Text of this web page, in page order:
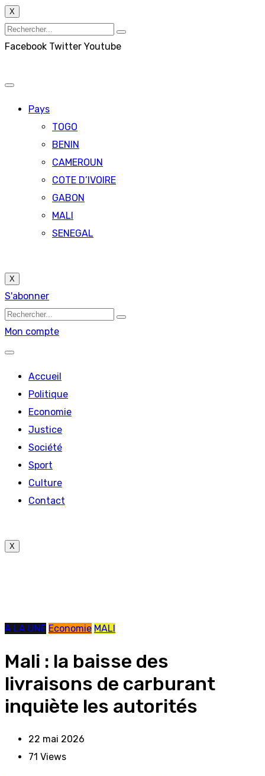
X
Facebook Twitter Youtube
Pays
TOGO
BENIN
CAMEROUN
COTE D’IVOIRE
GABON
MALI
SENEGAL
X
S'abonner
Mon compte
Accueil
Politique
Economie
Justice
Société
Sport
Culture
Contact
X
A LA UNE Economie MALI
Mali : la baisse des
livraisons de carburant
inquiète les autorités
22 mai 2026
71 Views